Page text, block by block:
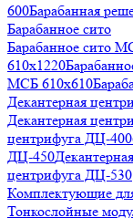
600Барабанная
Барабанное сито
Барабанное сито
610x1220
МСБ 610x610
Декантерная
Декантерная
центрифуга ДЦ-
ДЦ-450
центрифуга ДЦ-530
Комплектующие
Тонкослойные